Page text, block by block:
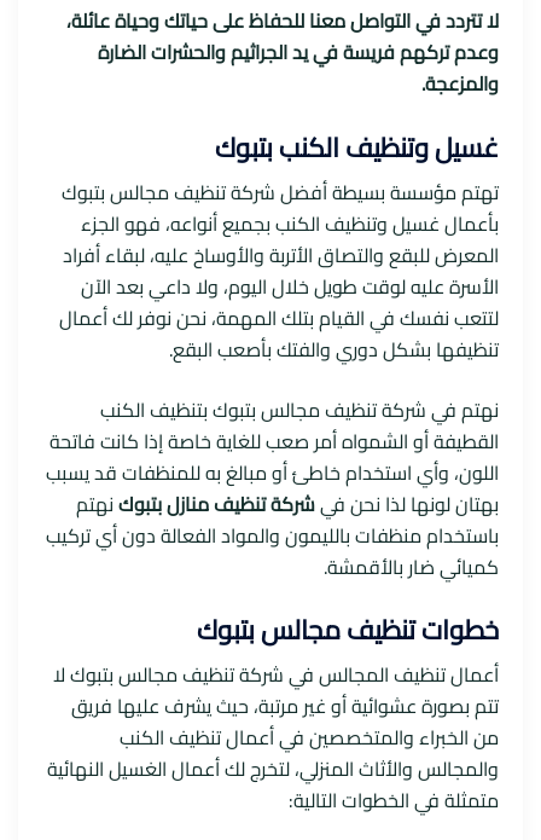
لا تتردد في التواصل معنا للحفاظ على حياتك وحياة عائلة،
وعدم تركهم فريسة في يد الجراثيم والحشرات الضارة
والمزعجة.
غسيل وتنظيف الكنب بتبوك
تهتم مؤسسة بسيطة أفضل شركة تنظيف مجالس بتبوك
بأعمال غسيل وتنظيف الكنب بجميع أنواعه، فهو الجزء
المعرض للبقع والتصاق الأتربة والأوساخ عليه، لبقاء أفراد
الأسرة عليه لوقت طويل خلال اليوم، ولا داعي بعد الآن
لتتعب نفسك في القيام بتلك المهمة، نحن نوفر لك أعمال
تنظيفها بشكل دوري والفتك بأصعب البقع.
نهتم في شركة تنظيف مجالس بتبوك بتنظيف الكنب
القطيفة أو الشمواه أمر صعب للغاية خاصة إذا كانت فاتحة
اللون، وأي استخدام خاطئ أو مبالغ به للمنظفات قد يسبب
بهتان لونها لذا نحن فيشركة تنظيف منازل بتبوكنهتم
باستخدام منظفات بالليمون والمواد الفعالة دون أي تركيب
كميائي ضار بالأقمشة.
خطوات تنظيف مجالس بتبوك
أعمال تنظيف المجالس في شركة تنظيف مجالس بتبوك لا
تتم بصورة عشوائية أو غير مرتبة، حيث يشرف عليها فريق
من الخبراء والمتخصصين في أعمال تنظيف الكنب
والمجالس والأثاث المنزلي، لتخرج لك أعمال الغسيل النهائية
متمثلة في الخطوات التالية: